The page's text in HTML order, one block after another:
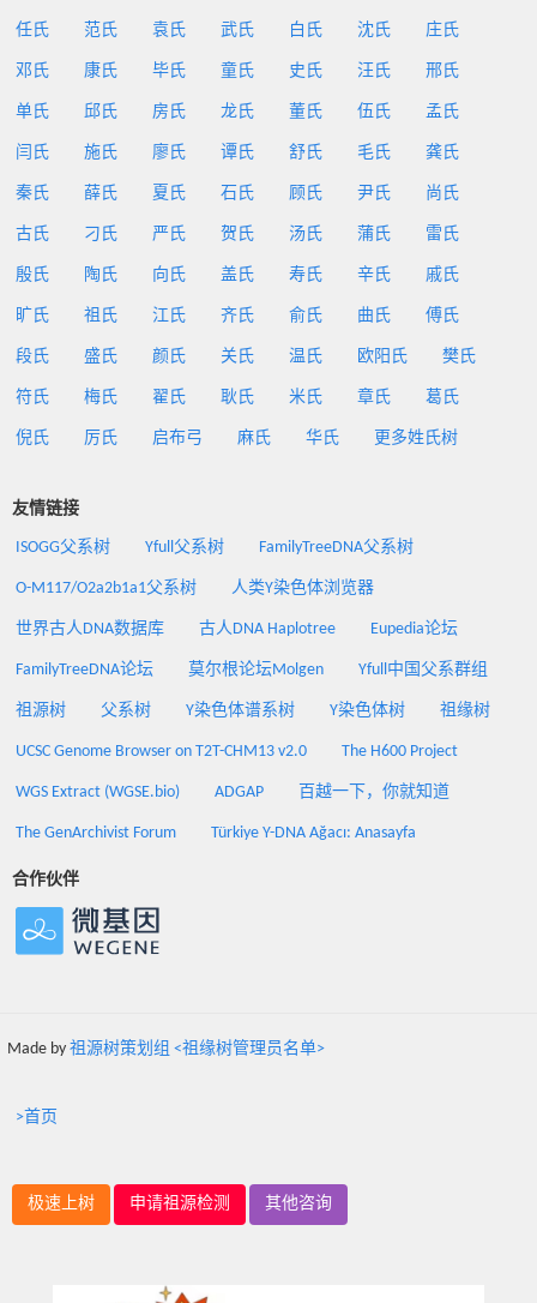
任氏 范氏 袁氏 武氏 白氏 沈氏 庄氏
邓氏 康氏 毕氏 童氏 史氏 汪氏 邢氏
单氏 邱氏 房氏 龙氏 董氏 伍氏 孟氏
闫氏 施氏 廖氏 谭氏 舒氏 毛氏 龚氏
秦氏 薛氏 夏氏 石氏 顾氏 尹氏 尚氏
古氏 刁氏 严氏 贺氏 汤氏 蒲氏 雷氏
殷氏 陶氏 向氏 盖氏 寿氏 辛氏 戚氏
旷氏 祖氏 江氏 齐氏 俞氏 曲氏 傅氏
段氏 盛氏 颜氏 关氏 温氏 欧阳氏 樊氏
符氏 梅氏 翟氏 耿氏 米氏 章氏 葛氏
倪氏 厉氏 启布弓 麻氏 华氏 更多姓氏树
友情链接
ISOGG父系树 Yfull父系树 FamilyTreeDNA父系树
O-M117/O2a2b1a1父系树 人类Y染色体浏览器
世界古人DNA数据库 古人DNA Haplotree Eupedia论坛
FamilyTreeDNA论坛 莫尔根论坛Molgen Yfull中国父系群组
祖源树 父系树 Y染色体谱系树 Y染色体树 祖缘树
UCSC Genome Browser on T2T-CHM13 v2.0 The H600 Project
WGS Extract (WGSE.bio) ADGAP 百越一下，你就知道
The GenArchivist Forum Türkiye Y-DNA Ağacı: Anasayfa
合作伙伴
Made by 祖源树策划组 <祖缘树管理员名单>
>首页
极速上树 申请祖源检测 其他咨询